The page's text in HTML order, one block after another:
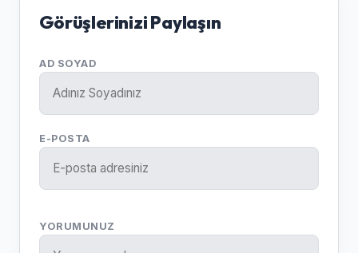
Görüşlerinizi Paylaşın
AD SOYAD
E-POSTA
YORUMUNUZ